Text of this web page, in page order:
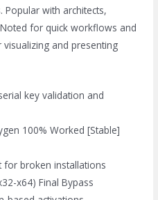
Popular with architects,
for quick workflows and
and presenting
key validation and
100% Worked [Stable]
for broken installations
x64) Final Bypass